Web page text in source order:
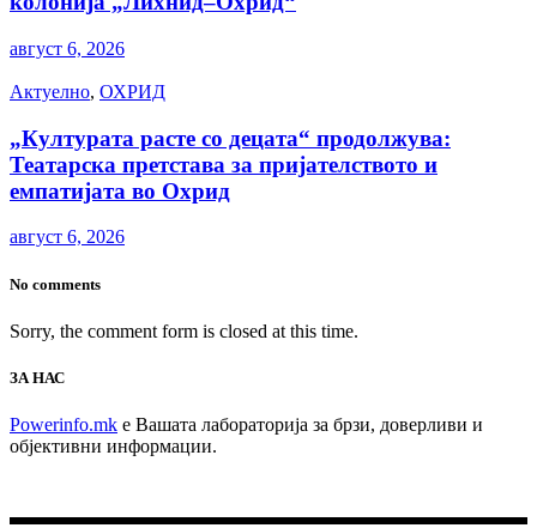
август 6, 2026
Актуелно, ОХРИД
„Културата расте со децата“ продолжува:
Театарска претстава за пријателството и
емпатијата во Охрид
август 6, 2026
No comments
Sorry, the comment form is closed at this time.
ЗА НАС
Powerinfo.mk e Вашата лабораторија за брзи, доверливи и
објективни информации.